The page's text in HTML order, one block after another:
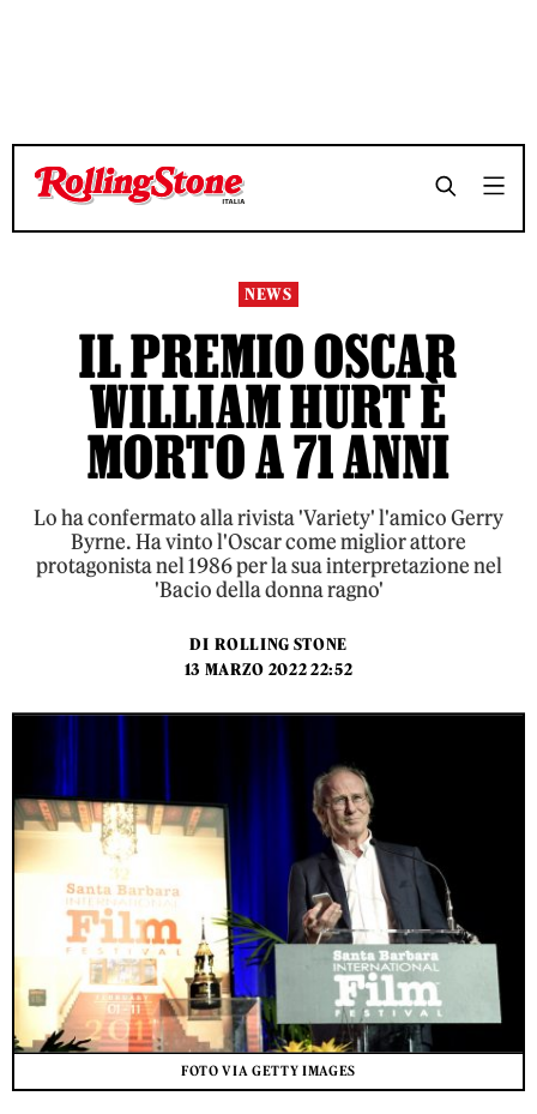
TEMPO DI LETTURA 3 MINUTI SHARE
TEMPO DI LETTURA 3 MINUTI SHARE
NEWS
IL PREMIO OSCAR
WILLIAM HURT È
MORTO A 71 ANNI
Lo ha confermato alla rivista 'Variety' l'amico Gerry
Byrne. Ha vinto l'Oscar come miglior attore
protagonista nel 1986 per la sua interpretazione nel
'Bacio della donna ragno'
DI ROLLING STONE
13 MARZO 2022 22:52
FOTO VIA GETTY IMAGES